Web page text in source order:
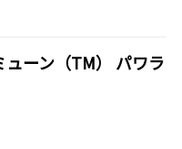
ューン（TM） パワラ